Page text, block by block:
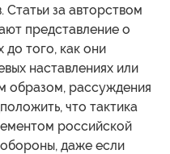
за авторством
представление о
до того, как они
наставлениях или
образом, рассуждения
что тактика
российской
даже если